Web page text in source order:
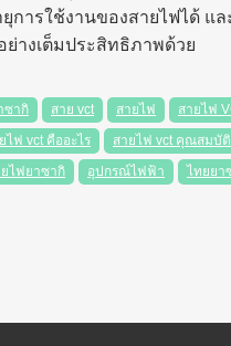
การใช้งานของสายไฟได้ แล
ย่างเต็มประสิทธิภาพด้วย
ซากิ สาย vct สายไฟ
สายไฟ
ไฟ vct คืออะไร
สายไฟ vct คุณสมบัติ
ยไฟยาซากิ อุปกรณ์ไฟฟ้า ไทยยา